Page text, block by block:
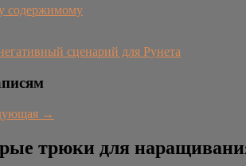
содержимому
сценарий для Рунета
→
трюки для